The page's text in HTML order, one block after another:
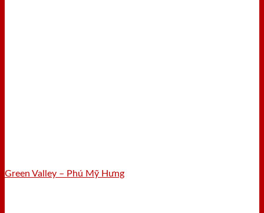
Green Valley – Phú Mỹ Hưng